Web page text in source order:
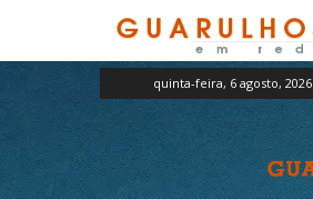
quinta-feira, 6 agosto, 2026
Guarulhos
em
Rede